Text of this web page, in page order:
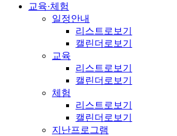
교육·체험
일정안내
리스트로보기
캘린더로보기
교육
리스트로보기
캘린더로보기
체험
리스트로보기
캘린더로보기
지난프로그램